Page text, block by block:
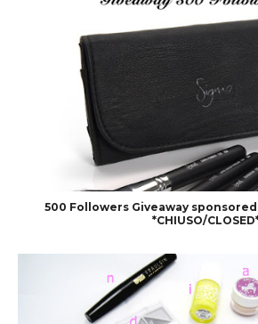
500 Followers Giveaway
*CHIUSO/